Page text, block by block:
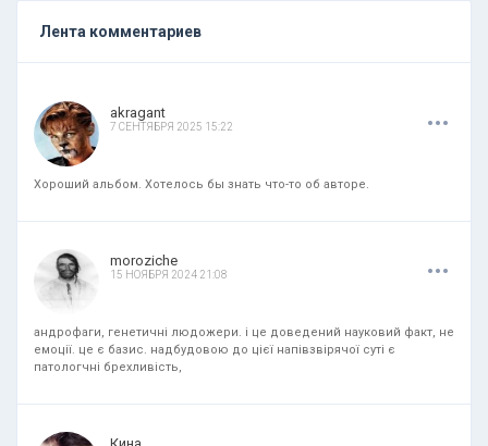
Лента комментариев
akragant
7 СЕНТЯБРЯ 2025 15:22 ...
Хороший альбом. Хотелось бы знать что-то об авторе.
moroziche
15 НОЯБРЯ 2024 21:08 ...
андрофаги, генетичні людожери. і це доведений науковий факт, не
емоції. це є базис. надбудовою до цієї напівзвірячої суті є
патологчні брехливість,